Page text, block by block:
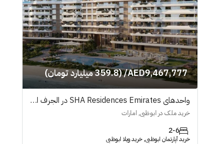
AED9,467,777/ (359.8 میلیارد تومان)
واحدهای SHA Residences Emirates در الجرف ابوظبی
خرید ملک در ابوظبی, امارات
2-6
خرید آپارتمان ابوظبی, خرید ویلا ابوظبی